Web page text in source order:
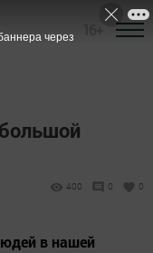
400 0 0
в нашей
через